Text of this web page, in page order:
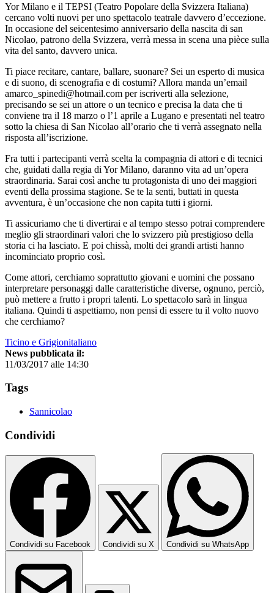
Yor Milano e il TEPSI (Teatro Popolare della Svizzera Italiana)
cercano volti nuovi per uno spettacolo teatrale davvero d’eccezione.
In occasione del seicentesimo anniversario della nascita di san
Nicolao, patrono della Svizzera, verrà messa in scena una pièce sulla
vita del santo, davvero unica.
Ti piace recitare, cantare, ballare, suonare? Sei un esperto di musica
e di suono, di scenografia e di costumi? Allora manda un’email
amarco_spinedi@hotmail.com per iscriverti alla selezione,
precisando se sei un attore o un tecnico e precisa la data che ti
conviene tra il 18 marzo o l’1 aprile a Lugano e presentati nel teatro
sotto la chiesa di San Nicolao all’orario che ti verrà assegnato nella
risposta all’iscrizione.
Fra tutti i partecipanti verrà scelta la compagnia di attori e di tecnici
che, guidati dalla regia di Yor Milano, daranno vita ad un’opera
straordinaria. Sarai così anche tu protagonista di uno dei maggiori
eventi della prossima stagione. Se te la senti, buttati in questa
avventura, è un’occasione che non capita tutti i giorni.
Ti assicuriamo che ti divertirai e al tempo stesso potrai comprendere
meglio gli straordinari valori che lo svizzero più prestigioso della
storia ci ha lasciato. E poi chissà, molti dei grandi artisti hanno
incominciato proprio così.
Come attori, cerchiamo soprattutto giovani e uomini che possano
interpretare personaggi dalle caratteristiche diverse, ognuno, perciò,
può mettere a frutto i propri talenti. Lo spettacolo sarà in lingua
italiana. Quindi ti aspettiamo, non pensi di essere tu il volto nuovo
che cerchiamo?
Ticino e Grigionitaliano
News pubblicata il:
11/03/2017 alle 14:30
Tags
Sannicolao
Condividi
Condividi su Facebook Condividi su X Condividi su WhatsApp